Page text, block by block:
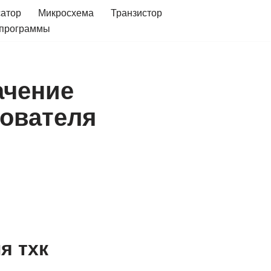
Микросхема
Транзистор
тхк